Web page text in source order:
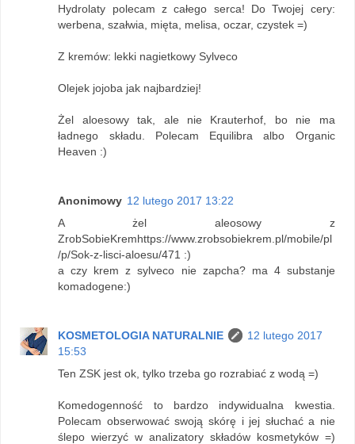
Hydrolaty polecam z całego serca! Do Twojej cery:
werbena, szałwia, mięta, melisa, oczar, czystek =)
Z kremów: lekki nagietkowy Sylveco
Olejek jojoba jak najbardziej!
Żel aloesowy tak, ale nie Krauterhof, bo nie ma
ładnego składu. Polecam Equilibra albo Organic
Heaven :)
Anonimowy 12 lutego 2017 13:22
A żel aleosowy z
ZrobSobieKremhttps://www.zrobsobiekrem.pl/mobile/pl
/p/Sok-z-lisci-aloesu/471 :)
a czy krem z sylveco nie zapcha? ma 4 substanje
komadogene:)
KOSMETOLOGIA NATURALNIE
12 lutego 2017
15:53
Ten ZSK jest ok, tylko trzeba go rozrabiać z wodą =)
Komedogenność to bardzo indywidualna kwestia.
Polecam obserwować swoją skórę i jej słuchać a nie
ślepo wierzyć w analizatory składów kosmetyków =)